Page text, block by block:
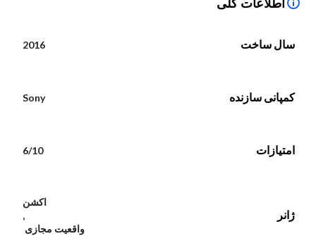
سال ساخت 2016
کمپانی سازنده Sony
امتیازات 6/10
ژانر
اکشن
,
واقعیت مجازی